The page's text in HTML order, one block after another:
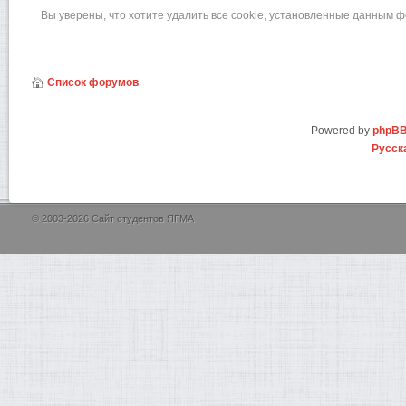
Вы уверены, что хотите удалить все cookie, установленные данным
Список форумов
Powered by
© 2003-2026 Сайт студентов ЯГМА